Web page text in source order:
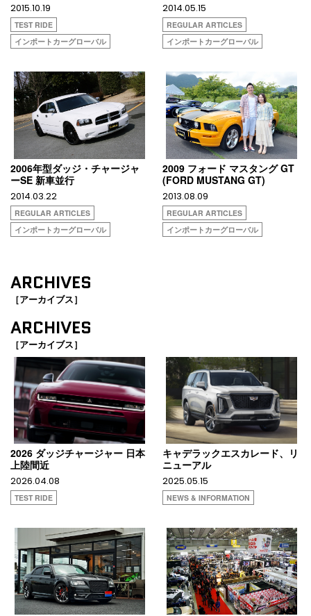
2015.10.19
TEST RIDE
インポートカーグローバル
2014.05.15
REGULAR ARTICLES
インポートカーグローバル
2006年型ダッジ・チャージャ
ーSE 新車並行
2014.03.22
REGULAR ARTICLES
インポートカーグローバル
2009 フォード マスタング GT
(FORD MUSTANG GT)
2013.08.09
REGULAR ARTICLES
インポートカーグローバル
ARCHIVES
［アーカイブス］
ARCHIVES
［アーカイブス］
2026 ダッジチャージャー 日本
上陸間近
2026.04.08
TEST RIDE
キャデラックエスカレード、リ
ニューアル
2025.05.15
NEWS & INFORMATION